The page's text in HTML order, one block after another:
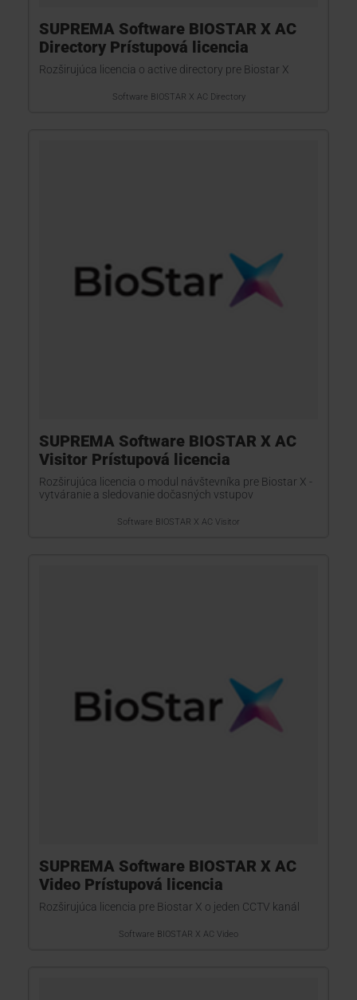
SUPREMA Software BIOSTAR X AC
Directory Prístupová licencia
Rozširujúca licencia o active directory pre Biostar X
Software BIOSTAR X AC Directory
SUPREMA Software BIOSTAR X AC
Visitor Prístupová licencia
Rozširujúca licencia o modul návštevníka pre Biostar X -
vytváranie a sledovanie dočasných vstupov
Software BIOSTAR X AC Visitor
SUPREMA Software BIOSTAR X AC
Video Prístupová licencia
Rozširujúca licencia pre Biostar X o jeden CCTV kanál
Software BIOSTAR X AC Video